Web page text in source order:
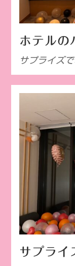
ホテルの
サプライズ
サプライ